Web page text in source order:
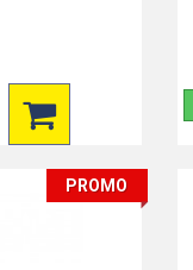
PROMO